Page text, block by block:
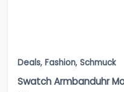
Deals, Fashion, Schmuck
Swatch Armbanduhr